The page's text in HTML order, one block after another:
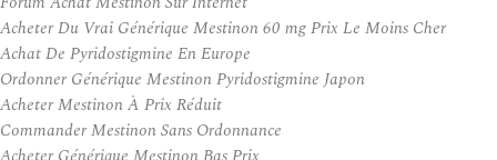
Acheter Du Vrai Générique Mestinon 60 mg Prix Le Moins Cher
Achat De Pyridostigmine En Europe
Ordonner Générique Mestinon Pyridostigmine Japon
Acheter Mestinon À Prix Réduit
Commander Mestinon Sans Ordonnance